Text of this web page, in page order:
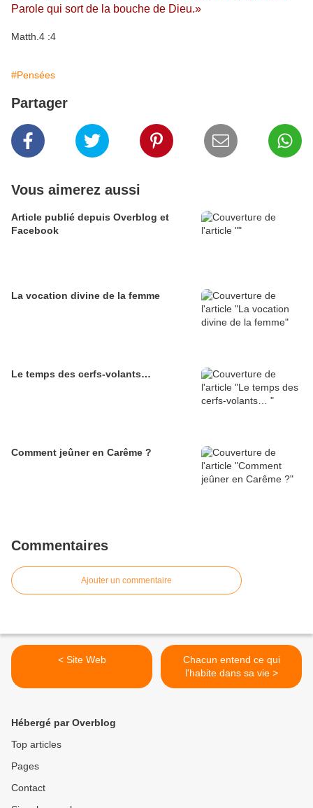
Parole qui sort de la bouche de Dieu.»
Matth.4 :4
#Pensées
Partager
Vous aimerez aussi
Article publié depuis Overblog et
Facebook
La vocation divine de la femme
Le temps des cerfs-volants…
Comment jeûner en Carême ?
Commentaires
Ajouter un commentaire
< Site Web
Chacun entend ce qui
l'habite dans sa vie >
Hébergé par Overblog
Top articles
Pages
Contact